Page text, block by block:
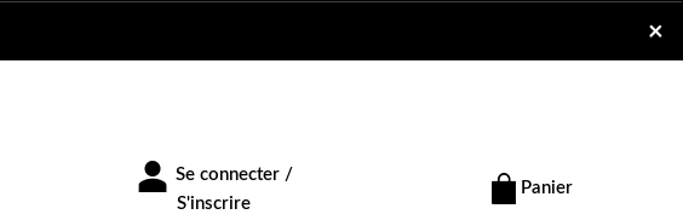
×
Se connecter /
S'inscrire
Panier